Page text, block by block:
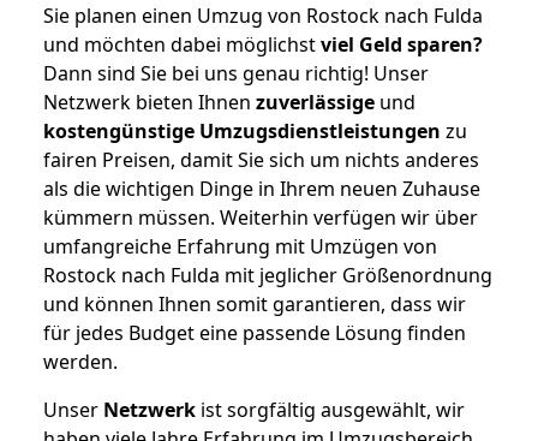
Sie planen einen Umzug von Rostock nach Fulda
und möchten dabei möglichstviel Geld sparen?
Dann sind Sie bei uns genau richtig! Unser
Netzwerk bieten Ihnen zuverlässige und
kostengünstige Umzugsdienstleistungen zu
fairen Preisen, damit Sie sich um nichts anderes
als die wichtigen Dinge in Ihrem neuen Zuhause
kümmern müssen. Weiterhin verfügen wir über
umfangreiche Erfahrung mit Umzügen von
Rostock nach Fulda mit jeglicher Größenordnung
und können Ihnen somit garantieren, dass wir
für jedes Budget eine passende Lösung finden
werden.
Unser Netzwerk ist sorgfältig ausgewählt, wir